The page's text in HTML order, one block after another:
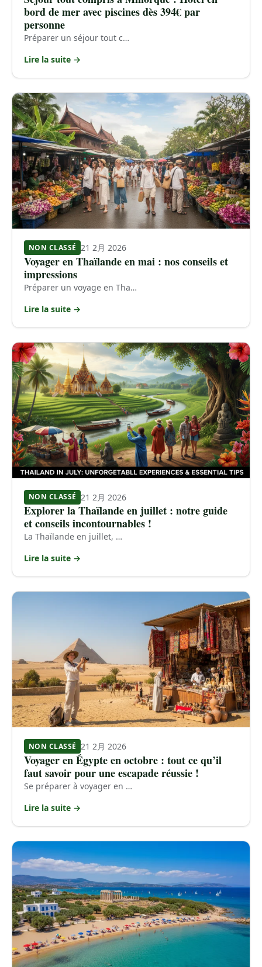
bord de mer avec piscines dès 394€ par
personne
Préparer un séjour tout c…
Lire la suite →
NON CLASSÉ 21 2月 2026
Voyager en Thaïlande en mai : nos conseils et
impressions
Préparer un voyage en Tha…
Lire la suite →
NON CLASSÉ 21 2月 2026
Explorer la Thaïlande en juillet : notre guide
et conseils incontournables !
La Thaïlande en juillet, …
Lire la suite →
NON CLASSÉ 21 2月 2026
Voyager en Égypte en octobre : tout ce qu’il
faut savoir pour une escapade réussie !
Se préparer à voyager en …
Lire la suite →